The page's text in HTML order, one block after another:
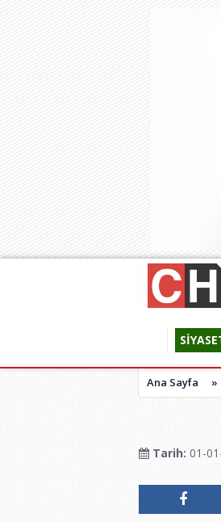
Ana Sayfa »
Tarih: 01-